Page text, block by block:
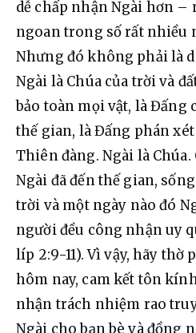
dễ chấp nhận Ngài hơn
ngoan trong số rất nhiều
Nhưng đó không phải là
Ngài là Chúa của trời và
bảo toàn mọi vật, là Đấng
thế gian, là Đấng phán
Thiên đàng. Ngài là
Ngài đã đến thế gian,
trời và một ngày nào đó
người đều công nhận uy
líp 2:9-11). Vì vậy, hãy thờ
hôm nay, cam kết tôn
nhận trách nhiệm rao
Ngài cho bạn bè và đồng